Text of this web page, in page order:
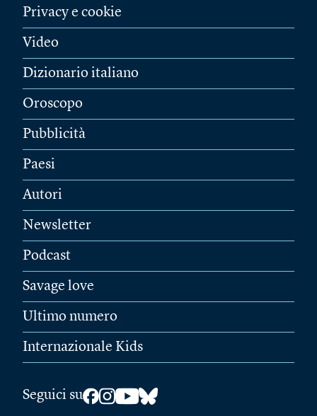
Privacy e cookie
Video
Dizionario italiano
Oroscopo
Pubblicità
Paesi
Autori
Newsletter
Podcast
Savage love
Ultimo numero
Internazionale Kids
Seguici su